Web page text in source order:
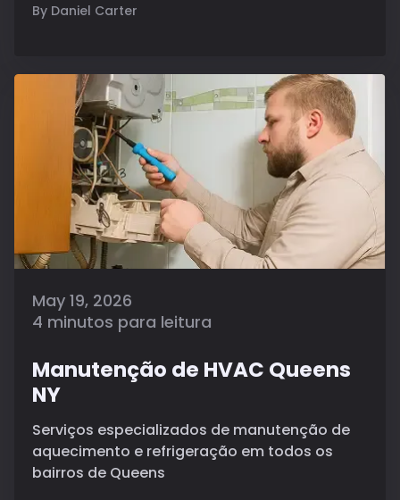
By Daniel Carter
May 19, 2026
4 minutos para leitura
Manutenção de HVAC Queens
NY
Serviços especializados de manutenção de
aquecimento e refrigeração em todos os
bairros de Queens